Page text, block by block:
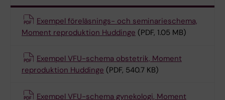
Exempel föreläsnings- och seminarieschema,
Moment reproduktion Huddinge (PDF, 1.05 MB)
Exempel VFU-schema obstetrik, Moment
reproduktion Huddinge (PDF, 540.7 KB)
Exempel VFU-schema gynekologi, Moment